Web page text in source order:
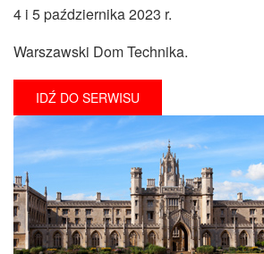
4 i 5 października 2023 r.
Warszawski Dom Technika.
IDŹ DO SERWISU